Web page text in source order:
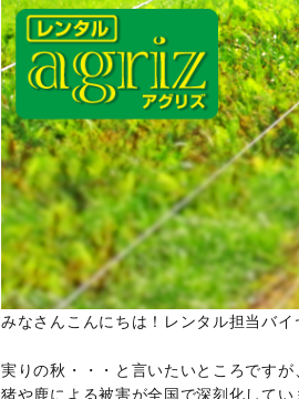
みなさんこんにちは！レンタル担当バイ
実りの秋・・・と言いたいところです
猪や鹿による被害が全国で深刻化してい